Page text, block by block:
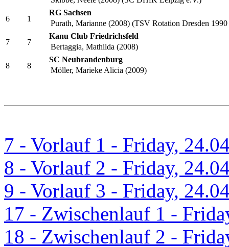
5 2
RG Sachsen
Skibbe, Neele (2008) (SC DHfK Leipzig e.V.)
6 1
RG Sachsen
Purath, Marianne (2008) (TSV Rotation Dresden 1990
7 7
Kanu Club Friedrichsfeld
Bertaggia, Mathilda (2008)
7 - Vorlauf 1 - Friday,
8 - Vorlauf 2 - Friday,
9 - Vorlauf 3 - Friday,
17 - Zwischenlauf 1 -